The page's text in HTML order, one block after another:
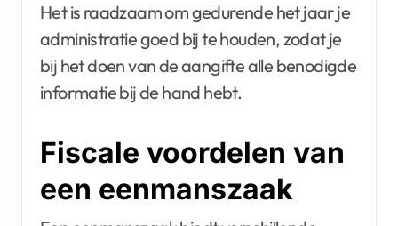
Het is raadzaam om gedurende het jaar je
administratie goed bij te houden, zodat je
bij het doen van de aangifte alle benodigde
informatie bij de hand hebt.
Fiscale voordelen van
een eenmanszaak